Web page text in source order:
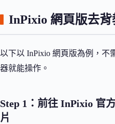
InPixio 網頁版去背
以下以 InPixio 網頁版為例，不
器就能操作。
Step 1：前往 InPixio 官
片